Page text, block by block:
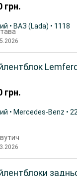
грн.
• ВАЗ (Lada) • 1118
грн.
• Mercedes-Benz •